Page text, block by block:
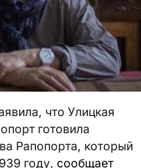
что Улицкая
готовила
Рапопорта, который
году, сообщает